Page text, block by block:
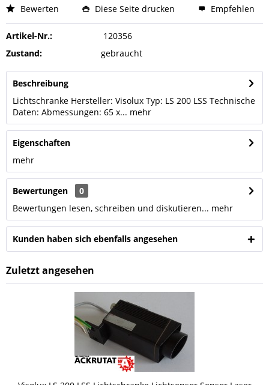
Bewerten Diese Seite drucken Empfehlen
Artikel-Nr.:
120356
Zustand:
gebraucht
Beschreibung
Lichtschranke Hersteller: Visolux Typ: LS 200 LSS Technische
Daten: Abmessungen: 65 x... mehr
Eigenschaften
mehr
Bewertungen
0
Bewertungen lesen, schreiben und diskutieren... mehr
Kunden haben sich ebenfalls angesehen
Zuletzt angesehen